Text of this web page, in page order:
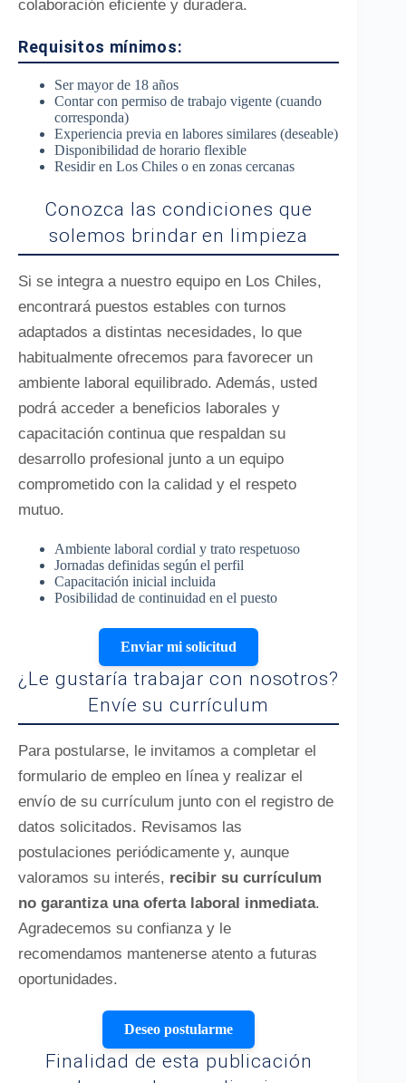
colaboración eficiente y duradera.
Requisitos mínimos:
Ser mayor de 18 años
Contar con permiso de trabajo vigente (cuando
corresponda)
Experiencia previa en labores similares (deseable)
Disponibilidad de horario flexible
Residir en Los Chiles o en zonas cercanas
Conozca las condiciones que
solemos brindar en limpieza
Si se integra a nuestro equipo en Los Chiles,
encontrará puestos estables con turnos
adaptados a distintas necesidades, lo que
habitualmente ofrecemos para favorecer un
ambiente laboral equilibrado. Además, usted
podrá acceder a beneficios laborales y
capacitación continua que respaldan su
desarrollo profesional junto a un equipo
comprometido con la calidad y el respeto
mutuo.
Ambiente laboral cordial y trato respetuoso
Jornadas definidas según el perfil
Capacitación inicial incluida
Posibilidad de continuidad en el puesto
Enviar mi solicitud
¿Le gustaría trabajar con nosotros?
Envíe su currículum
Para postularse, le invitamos a completar el
formulario de empleo en línea y realizar el
envío de su currículum junto con el registro de
datos solicitados. Revisamos las
postulaciones periódicamente y, aunque
valoramos su interés, recibir su currículum
no garantiza una oferta laboral inmediata.
Agradecemos su confianza y le
recomendamos mantenerse atento a futuras
oportunidades.
Deseo postularme
Finalidad de esta publicación